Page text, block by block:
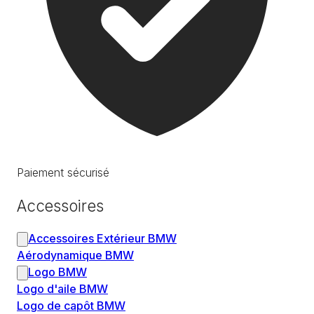
Paiement sécurisé
Accessoires
Accessoires Extérieur BMW
Aérodynamique BMW
Logo BMW
Logo d'aile BMW
Logo de capôt BMW